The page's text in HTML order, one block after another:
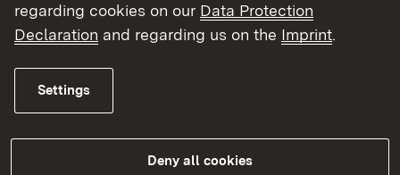
Facebook
Instagram
YouTube
Mastodon & X
regarding cookies on our Data Protection
Declaration and regarding us on the Imprint.
Settings
Deny all cookies